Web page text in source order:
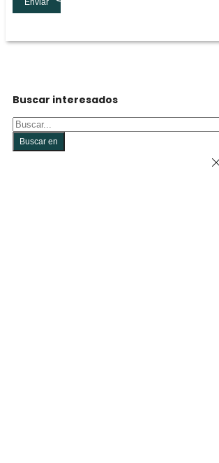
Enviar
Buscar interesados
Buscar
Buscar en